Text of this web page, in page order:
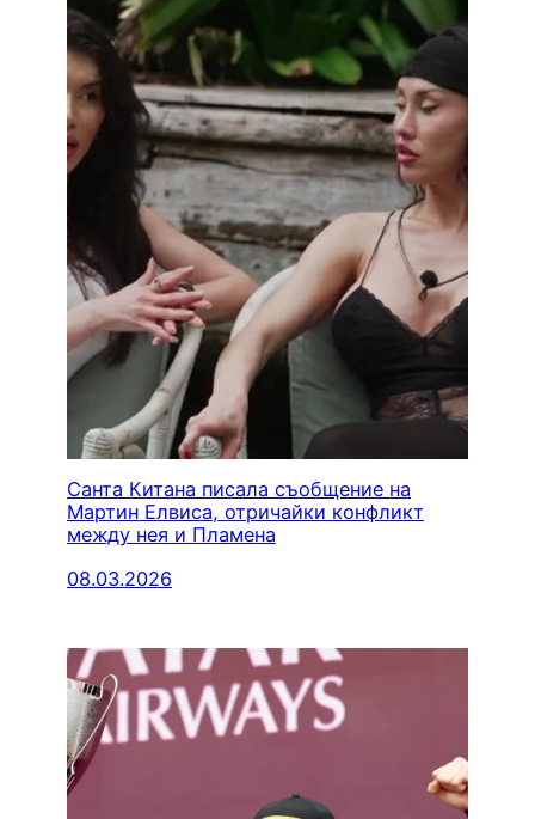
Санта Китана писала съобщение на
Мартин Елвиса, отричайки конфликт
между нея и Пламена
08.03.2026